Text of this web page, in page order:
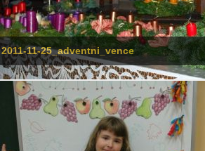
2011-11-25_adventni_vence